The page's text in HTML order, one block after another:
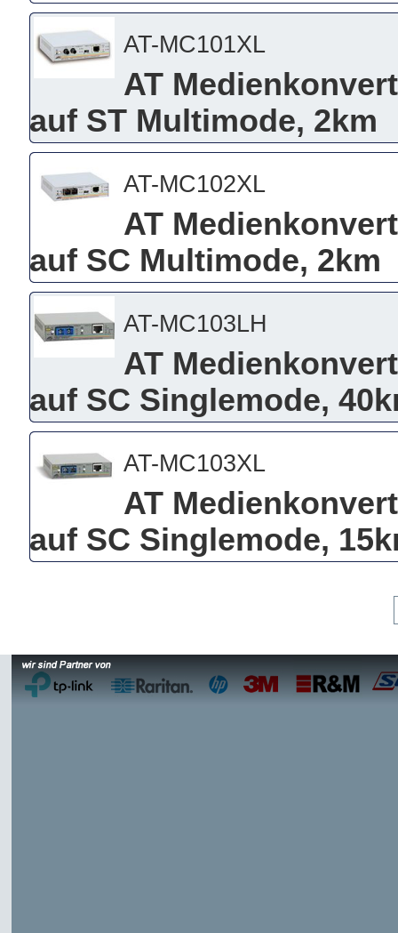
AT-MC101XL
AT
auf ST Multimode, 2km
AT-MC102XL
AT
auf SC Multimode, 2km
AT-MC103LH
AT
auf SC Singlemode,
AT-MC103XL
AT
auf SC Singlemode,